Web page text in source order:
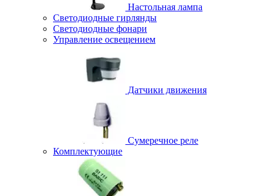
Настольная лампа
Светодиодные гирлянды
Светодиодные фонари
Управление освещением
Датчики движения
Сумеречное реле
Комплектующие